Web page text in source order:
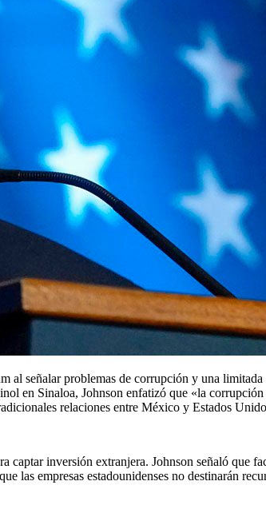
en Sinaloa, Johnson enfatizó que «la
relaciones entre México y Estados
captar inversión extranjera. Johnson señaló que
las empresas estadounidenses no destinarán